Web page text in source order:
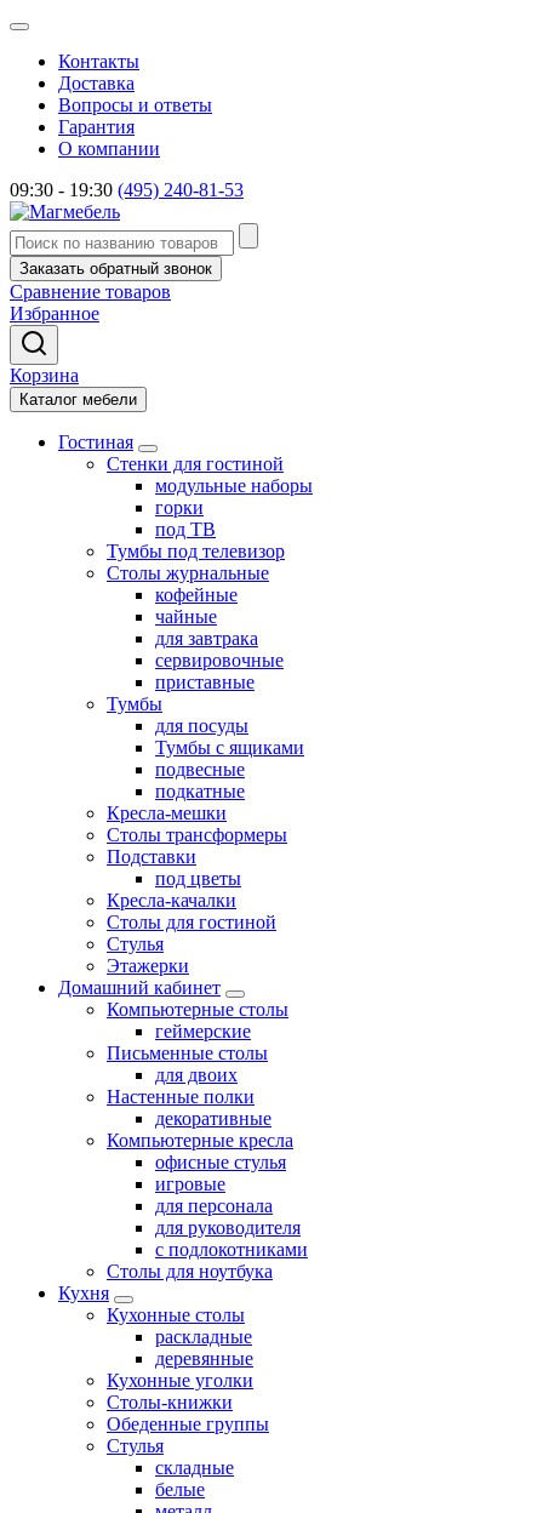
Контакты
Доставка
Вопросы и ответы
Гарантия
О компании
09:30 - 19:30 (495) 240-81-53
Заказать обратный звонок
Сравнение товаров
Избранное
Корзина
Каталог мебели
Гостиная
Стенки для гостиной
модульные наборы
горки
под ТВ
Тумбы под телевизор
Столы журнальные
кофейные
чайные
для завтрака
сервировочные
приставные
Тумбы
для посуды
Тумбы с ящиками
подвесные
подкатные
Кресла-мешки
Столы трансформеры
Подставки
под цветы
Кресла-качалки
Столы для гостиной
Стулья
Этажерки
Домашний кабинет
Компьютерные столы
геймерские
Письменные столы
для двоих
Настенные полки
декоративные
Компьютерные кресла
офисные стулья
игровые
для персонала
для руководителя
с подлокотниками
Столы для ноутбука
Кухня
Кухонные столы
раскладные
деревянные
Кухонные уголки
Столы-книжки
Обеденные группы
Стулья
складные
белые